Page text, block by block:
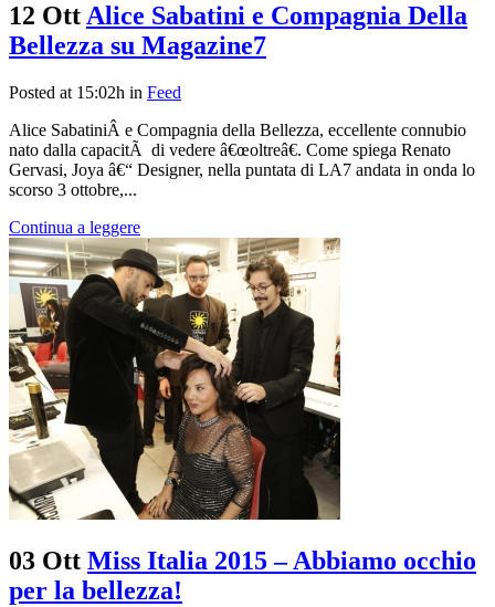
12 OttAlice Sabatini e Compagnia Della
Bellezza su Magazine7
Posted at 15:02h in Feed
Alice SabatiniÂ e Compagnia della Bellezza, eccellente connubio
nato dalla capacitÃ di vedere â€œoltreâ€. Come spiega Renato
Gervasi, Joya â€“ Designer, nella puntata di LA7 andata in onda lo
scorso 3 ottobre,...
Continua a leggere
03 Ott Miss Italia 2015 – Abbiamo occhio
per la bellezza!